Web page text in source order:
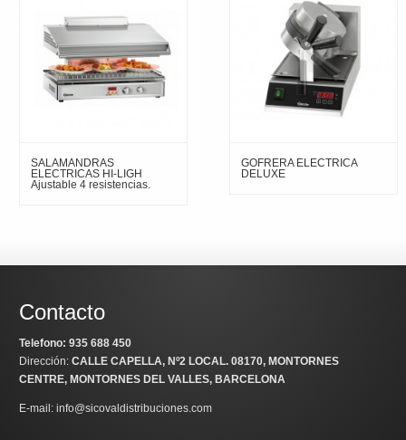
SALAMANDRAS
ELECTRICAS HI-LIGH
Ajustable 4 resistencias.
GOFRERA ELECTRICA
DELUXE
Contacto
Telefono: 935 688 450
Dirección:CALLE CAPELLA, Nº2 LOCAL. 08170, MONTORNES
CENTRE, MONTORNES DEL VALLES, BARCELONA
E-mail: info@sicovaldistribuciones.com